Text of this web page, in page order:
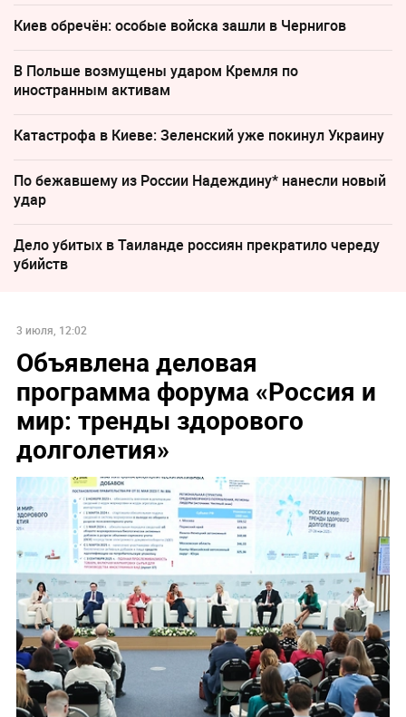
Киев обречён: особые войска зашли в Чернигов
В Польше возмущены ударом Кремля по
иностранным активам
Катастрофа в Киеве: Зеленский уже покинул Украину
По бежавшему из России Надеждину* нанесли новый
удар
Дело убитых в Таиланде россиян прекратило череду
убийств
3 июля, 12:02
Объявлена деловая
программа форума «Россия и
мир: тренды здорового
долголетия»